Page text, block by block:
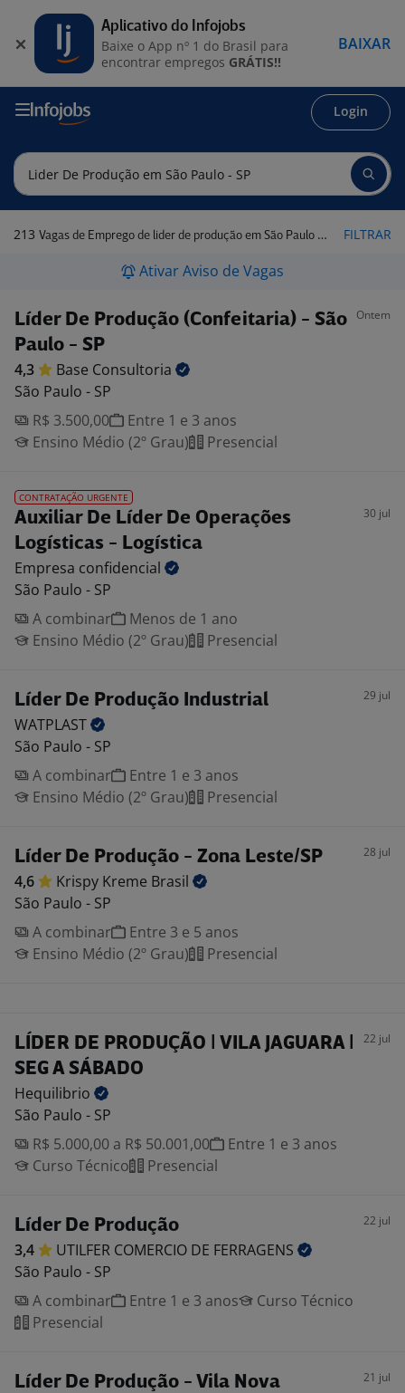
Login
213 Vagas de Emprego de lider de produção em São Paulo - SP FILTRAR
Ativar Aviso de Vagas
Líder De Produção (Confeitaria) - São
Paulo - SP
Ontem
4,3 Base Consultoria
São Paulo - SP
R$ 3.500,00
Entre 1 e 3 anos
Ensino Médio (2º Grau)
Presencial
CONTRATAÇÃO URGENTE
Auxiliar De Líder De Operações
Logísticas - Logística
30 jul
Empresa confidencial
São Paulo - SP
A combinar
Menos de 1 ano
Ensino Médio (2º Grau)
Presencial
Líder De Produção Industrial 29 jul
WATPLAST
São Paulo - SP
A combinar
Entre 1 e 3 anos
Ensino Médio (2º Grau)
Presencial
Líder De Produção - Zona Leste/SP 28 jul
4,6 Krispy Kreme Brasil
São Paulo - SP
A combinar
Entre 3 e 5 anos
Ensino Médio (2º Grau)
Presencial
LÍDER DE PRODUÇÃO | VILA JAGUARA |
SEG A SÁBADO
22 jul
Hequilibrio
São Paulo - SP
R$ 5.000,00 a R$ 50.001,00
Entre 1 e 3 anos
Curso Técnico
Presencial
Líder De Produção 22 jul
3,4 UTILFER COMERCIO DE FERRAGENS
São Paulo - SP
A combinar
Entre 1 e 3 anos
Curso Técnico
Presencial
Líder De Produção - Vila Nova
21 jul
Aplicativo do Infojobs
Baixe o App nº 1 do Brasil para
encontrar empregos GRÁTIS!!
BAIXAR